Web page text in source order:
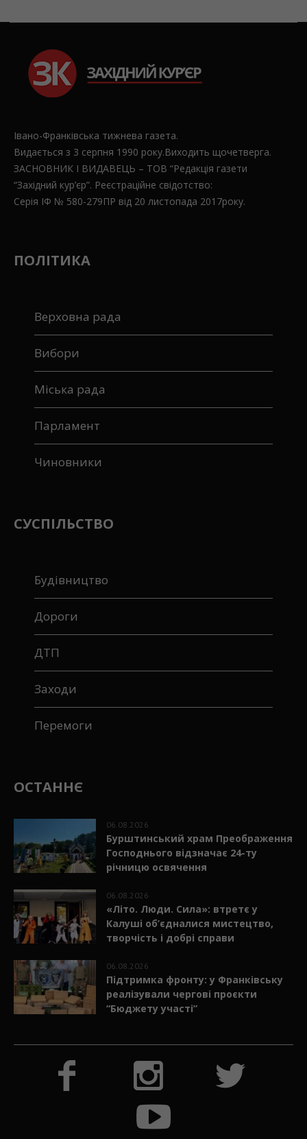
Івано-Франківська тижнева газета.
Видається з 3 серпня 1990 року.Виходить щочетверга.
ЗАСНОВНИК І ВИДАВЕЦЬ – ТОВ “Редакція газети
“Західний кур’єр”. Реєстраційне свідотство:
Серія ІФ № 580-279ПР від 20 листопада 2017року.
ПОЛІТИКА
Верховна рада
Вибори
Міська рада
Парламент
Чиновники
СУСПІЛЬСТВО
Будівництво
Дороги
ДТП
Заходи
Перемоги
ОСТАННЄ
06.08.2026
Бурштинський храм Преображення
Господнього відзначає 24-ту
річницю освячення
06.08.2026
«Літо. Люди. Сила»: втретє у
Калуші об’єдналися мистецтво,
творчість і добрі справи
06.08.2026
Підтримка фронту: у Франківську
реалізували чергові проєкти
“Бюджету участі”